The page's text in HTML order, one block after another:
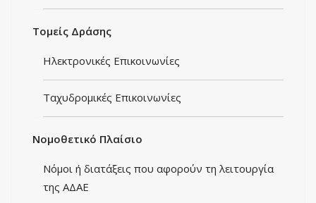
Τομείς Δράσης
Ηλεκτρονικές Eπικοινωνίες
Ταχυδρομικές Επικοινωνίες
Νομοθετικό Πλαίσιο
Νόμοι ή διατάξεις που αφορούν τη λειτουργία
της ΑΔΑΕ